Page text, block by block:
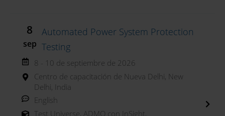
8
sep
Automated Power System Protection
Testing
8 - 10 de septiembre de 2026
Centro de capacitación de Nueva Delhi, New
Delhi, India
English
Test Universe, ADMO con InSight,